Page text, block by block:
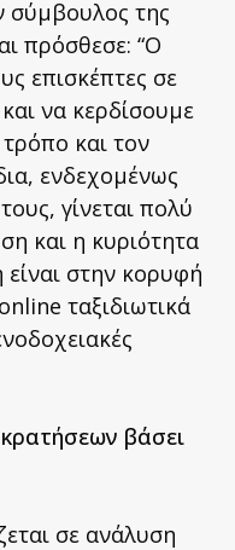
σύμβουλος της
πρόσθεσε: “Ο
επισκέπτες σε
να κερδίσουμε
και τον
ενδεχομένως
γίνεται πολύ
και η κυριότητα
στην κορυφή
ταξιδιωτικά
βάσει
σε ανάλυση